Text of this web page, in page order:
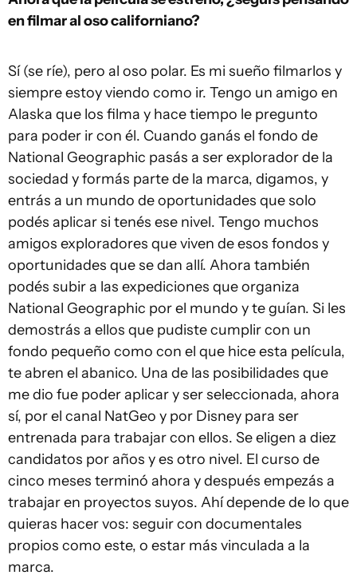
en filmar al oso californiano?
Sí (se ríe), pero al oso polar. Es mi sueño filmarlos y
siempre estoy viendo como ir. Tengo un amigo en
Alaska que los filma y hace tiempo le pregunto
para poder ir con él. Cuando ganás el fondo de
National Geographic pasás a ser explorador de la
sociedad y formás parte de la marca, digamos, y
entrás a un mundo de oportunidades que solo
podés aplicar si tenés ese nivel. Tengo muchos
amigos exploradores que viven de esos fondos y
oportunidades que se dan allí. Ahora también
podés subir a las expediciones que organiza
National Geographic por el mundo y te guían. Si les
demostrás a ellos que pudiste cumplir con un
fondo pequeño como con el que hice esta película,
te abren el abanico. Una de las posibilidades que
me dio fue poder aplicar y ser seleccionada, ahora
sí, por el canal NatGeo y por Disney para ser
entrenada para trabajar con ellos. Se eligen a diez
candidatos por años y es otro nivel. El curso de
cinco meses terminó ahora y después empezás a
trabajar en proyectos suyos. Ahí depende de lo que
quieras hacer vos: seguir con documentales
propios como este, o estar más vinculada a la
marca.